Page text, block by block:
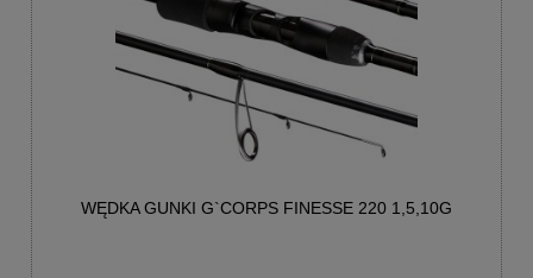
WĘDKA GUNKI G`CORPS FINESSE 220 1,5,10G